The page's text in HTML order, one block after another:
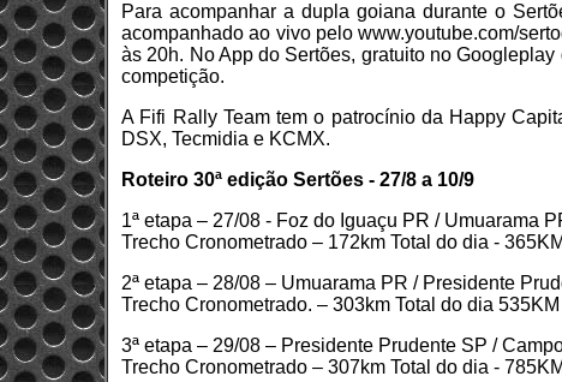
Para acompanhar a dupla goiana durante o
acompanhado ao vivo pelo www.youtube.com/
às 20h. No App do Sertões, gratuito no
competição.
A Fifi Rally Team tem o patrocínio da Happy
DSX, Tecmidia e KCMX.
Roteiro 30ª edição Sertões - 27/8 a 10/9
1ª etapa – 27/08 - Foz do Iguaçu PR / Umuarama
Trecho Cronometrado – 172km Total do dia - 365KM
2ª etapa – 28/08 – Umuarama PR / Presidente
Trecho Cronometrado. – 303km Total do dia 535KM
3ª etapa – 29/08 – Presidente Prudente SP /
Trecho Cronometrado – 307km Total do dia - 785KM